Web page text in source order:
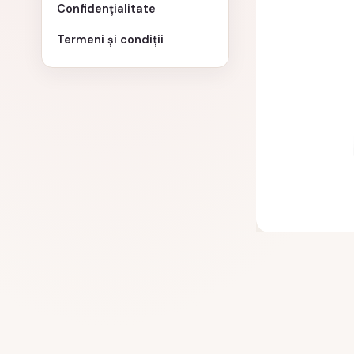
Confidențialitate
Termeni și condiții